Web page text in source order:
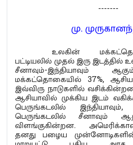
-------
மு.
உலகின்
பட்டியலில் முதல் இரு இடத்தில்
சீனாவும்-
மக்கட்தொகையில் 37%,
இவ்விரு நாடுகளில்
ஆசியாவில் முக்கிய இடம்
பெருங்கடலில் இந்தியாவும்,
பெருங்கடலில் சீனாவும்
விளங்குகின்றன.
தனது பழைய முன்னோடிகளின்